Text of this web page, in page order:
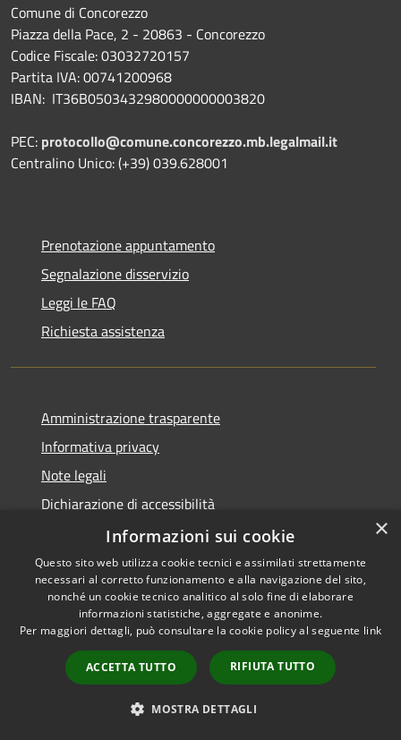
Comune di Concorezzo
Piazza della Pace, 2 - 20863 - Concorezzo
Codice Fiscale: 03032720157
Partita IVA: 00741200968
IBAN: IT36B0503432980000000003820
PEC: protocollo@comune.concorezzo.mb.legalmail.it
Centralino Unico: (+39) 039.628001
Prenotazione appuntamento
Segnalazione disservizio
Leggi le FAQ
Richiesta assistenza
Amministrazione trasparente
Informativa privacy
Note legali
Dichiarazione di accessibilità
Whistleblowing
RSS
Accessibilità
Copyright © 2026 • Comune di
Concorezzo • Powered by
Municipium•
Accesso
redazione
×
Informazioni sui cookie
Questo sito web utilizza cookie tecnici e assimilati strettamente
necessari al corretto funzionamento e alla navigazione del sito,
nonché un cookie tecnico analitico al solo fine di elaborare
informazioni statistiche, aggregate e anonime.
Per maggiori dettagli, può consultare la cookie policy al seguente link
ACCETTA TUTTO RIFIUTA TUTTO
MOSTRA DETTAGLI